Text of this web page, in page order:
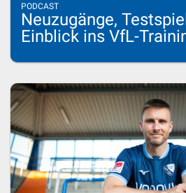
PODCAST
Neuzugänge,
Einblick ins VfL-